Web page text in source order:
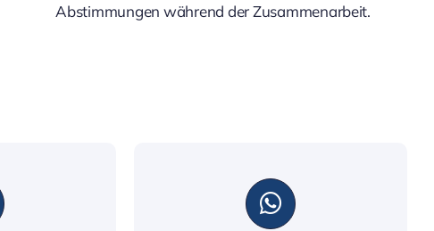
Abstimmungen während der Zusammenarbeit.